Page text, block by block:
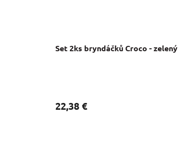
Set 2ks bryndáčků Croco - zelený
22,38 €